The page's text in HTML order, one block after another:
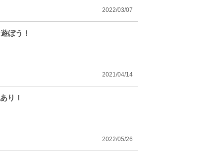
2022/03/07
ぼう！
2021/04/14
り！
2022/05/26